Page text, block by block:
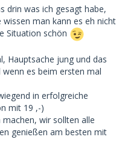
traumhaft. Da finde ich
drin was ich gesagt habe,
man kann es eh nicht
Situation schön
Hauptsache jung und das
es beim ersten mal
in erfolgreiche
mit 19 ,-)
wir sollten alle
genießen am besten mit